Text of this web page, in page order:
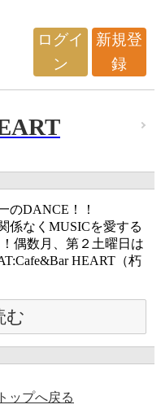
ログイ
ン
新規登
録
のDANCE！！
係なくMUSICを愛する
偶数月、第２土曜日は
HEART（朽
む
ップへ戻る